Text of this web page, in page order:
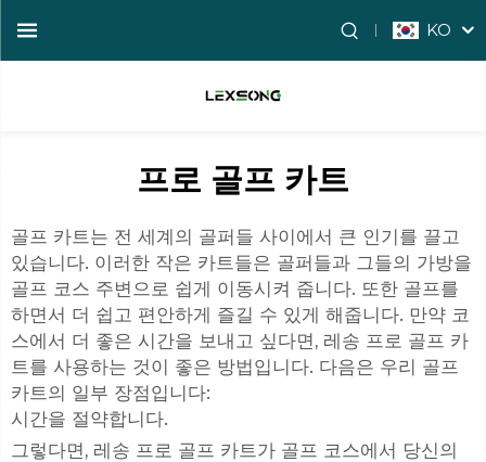
KO
프로 골프 카트
골프 카트는 전 세계의 골퍼들 사이에서 큰 인기를 끌고
있습니다. 이러한 작은 카트들은 골퍼들과 그들의 가방을
골프 코스 주변으로 쉽게 이동시켜 줍니다. 또한 골프를
하면서 더 쉽고 편안하게 즐길 수 있게 해줍니다. 만약 코
스에서 더 좋은 시간을 보내고 싶다면, 레송 프로 골프 카
트를 사용하는 것이 좋은 방법입니다. 다음은 우리 골프
카트의 일부 장점입니다:
시간을 절약합니다.
그렇다면, 레송 프로 골프 카트가 골프 코스에서 당신의